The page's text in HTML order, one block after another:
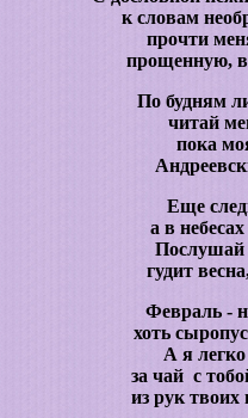
к словам
прочти
прощенную,
По будням
читай
пока
Еще
а в
Послушай
гудит
Февраль -
хоть
А я
за чай с
из рук твоих